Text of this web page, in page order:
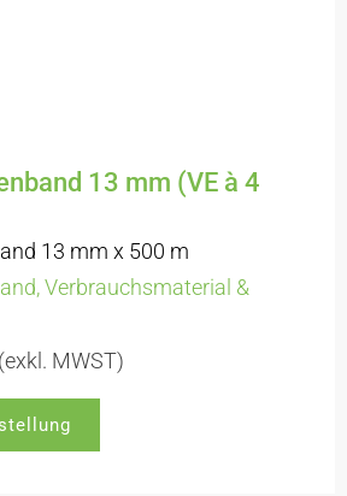
13 mm (VE à 4
13 mm x 500 m
,Verbrauchsmaterial &
(exkl. MWST)